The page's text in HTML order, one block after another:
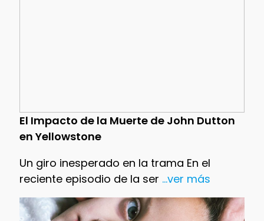
El Impacto de la Muerte de John Dutton
en Yellowstone
Un giro inesperado en la trama En el
reciente episodio de la ser ...ver más